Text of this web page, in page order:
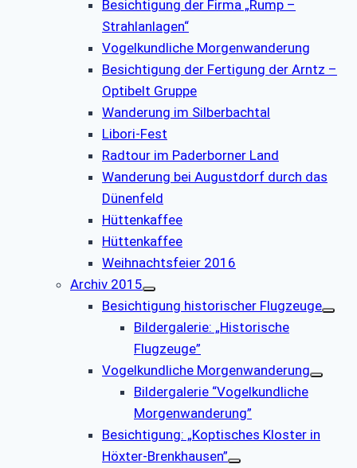
Besichtigung der Firma „Rump –
Strahlanlagen“
Vogelkundliche Morgenwanderung
Besichtigung der Fertigung der Arntz –
Optibelt Gruppe
Wanderung im Silberbachtal
Libori-Fest
Radtour im Paderborner Land
Wanderung bei Augustdorf durch das
Dünenfeld
Hüttenkaffee
Hüttenkaffee
Weihnachtsfeier 2016
Archiv 2015
Besichtigung historischer Flugzeuge
Bildergalerie: „Historische
Flugzeuge”
Vogelkundliche Morgenwanderung
Bildergalerie “Vogelkundliche
Morgenwanderung”
Besichtigung: „Koptisches Kloster in
Höxter-Brenkhausen”